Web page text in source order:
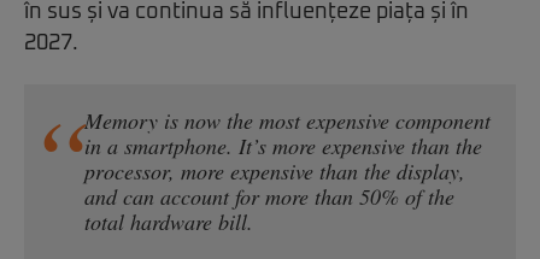
în sus și va continua să influențeze piața și în
2027.
Memory is now the most expensive component
in a smartphone. It’s more expensive than the
processor, more expensive than the display,
and can account for more than 50% of the
total hardware bill.